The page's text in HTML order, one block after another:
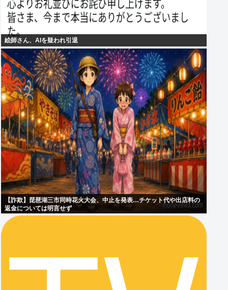
絵師さん、AIを疑われ引退
【詐欺】琵琶湖三市同時花火大会、中止を発表…チケット代や出店料の
返金については明言せず